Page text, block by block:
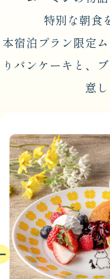
特別な朝食
本宿泊プラン限定
りパンケーキと、
意